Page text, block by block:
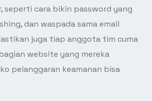
seperti cara bikin password yang
dan waspada sama email
juga tiap anggota tim cuma
website yang mereka
pelanggaran keamanan bisa